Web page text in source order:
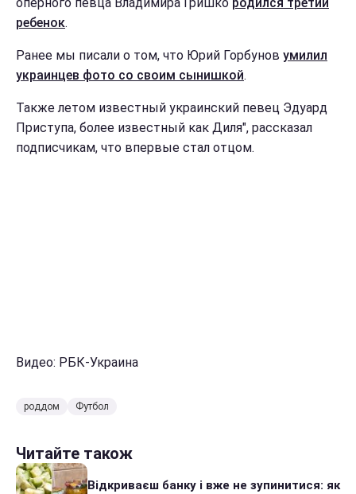
ребенок.
Ранее мы писали о том, что Юрий Горбунов умилил
украинцев фото со своим сынишкой.
Также летом известный украинский певец Эдуард
Приступа, более известный как Диля", рассказал
подписчикам, что впервые стал отцом.
Видео: РБК-Украина
роддом Футбол
Читайте також
Відкриваєш банку і вже не зупинитися: як